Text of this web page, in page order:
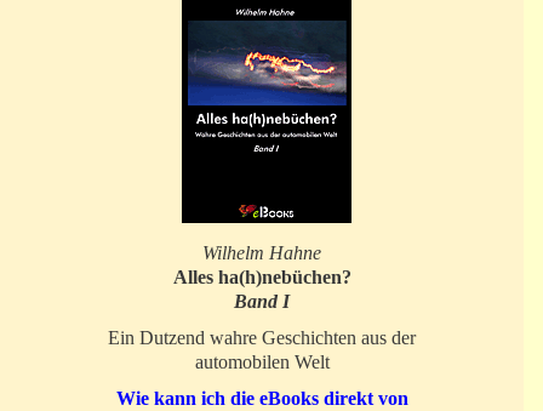
Wilhelm Hahne
Alles ha(h)nebüchen?
Band I
Ein Dutzend wahre Geschichten aus der
automobilen Welt
Wie kann ich die eBooks direkt von